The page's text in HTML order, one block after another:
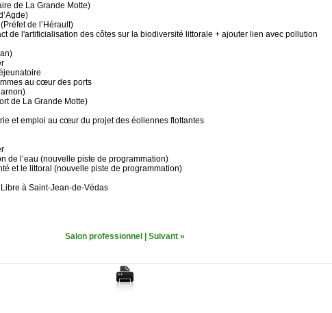
de La Grande Motte)
de l’Hérault)
de l'artificialisation des côtes sur la biodiversité littorale + ajouter lien avec pollution
au cœur des ports
de La Grande Motte)
et emploi au cœur du projet des éoliennes flottantes
de l’eau (nouvelle piste de programmation)
et le littoral (nouvelle piste de programmation)
à Saint-Jean-de-Védas
Salon professionnel Suivant »